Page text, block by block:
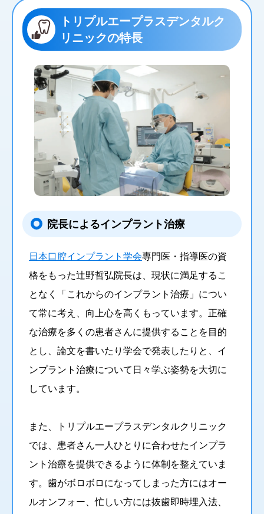
トリプルエープラスデンタルク
リニックの特長
院長によるインプラント治療
日本口腔インプラント学会専門医・指導医の資
格をもった辻野哲弘院長は、現状に満足するこ
となく「これからのインプラント治療」につい
て常に考え、向上心を高くもっています。正確
な治療を多くの患者さんに提供することを目的
とし、論文を書いたり学会で発表したりと、イ
ンプラント治療について日々学ぶ姿勢を大切に
しています。
また、トリプルエープラスデンタルクリニック
では、患者さん一人ひとりに合わせたインプラ
ント治療を提供できるように体制を整えていま
す。歯がボロボロになってしまった方にはオー
ルオンフォー、忙しい方には抜歯即時埋入法、